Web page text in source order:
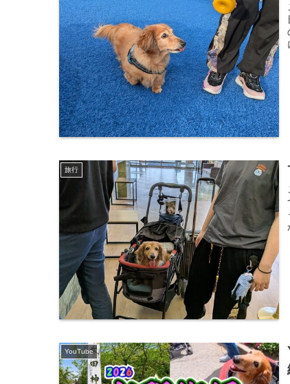
旅行
YouTube